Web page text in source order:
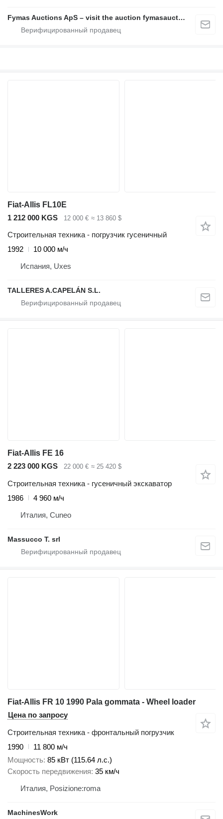
Fymas Auctions ApS – visit the auction fymasauctions.dk
Fiat-Allis FL10E
1 212 000 KGS
12 000 € ≈ 13 860 $
Строительная техника - погрузчик гусеничный
1992
10 000 м/ч
Испания, Uxes
TALLERES A.CAPELÁN S.L.
Fiat-Allis FE 16
2 223 000 KGS
22 000 € ≈ 25 420 $
Строительная техника - гусеничный экскаватор
1986
4 960 м/ч
Италия, Cuneo
Massucco T. srl
Fiat-Allis FR 10 1990 Pala gommata - Wheel loader
Цена по запросу
Строительная техника - фронтальный погрузчик
1990
11 800 м/ч
Мощность 85 кВт (115.64 л.с.)
Скорость передвижения 35 км/ч
Италия, Posizione:roma
MachinesWork